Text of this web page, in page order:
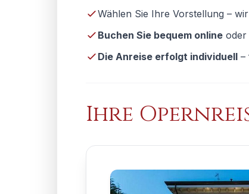
Wählen Sie Ihre Vorstellung –
Buchen Sie bequem online oder
Die Anreise erfolgt individuell –
Ihre